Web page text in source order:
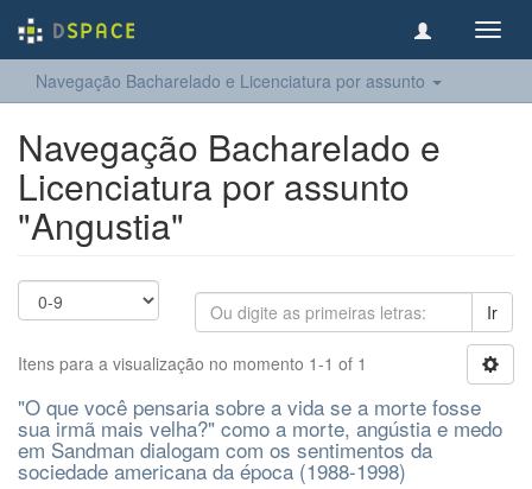
Navegação Bacharelado e Licenciatura por assunto
Navegação Bacharelado e
Licenciatura por assunto
"Angustia"
Ir
Itens para a visualização no momento 1-1 of 1
"O que você pensaria sobre a vida se a morte fosse
sua irmã mais velha?" como a morte, angústia e medo
em Sandman dialogam com os sentimentos da
sociedade americana da época (1988-1998)